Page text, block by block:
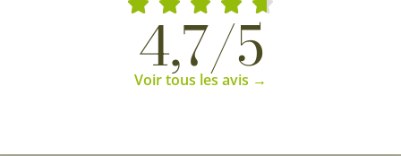
4,7/5
Voir tous les avis →